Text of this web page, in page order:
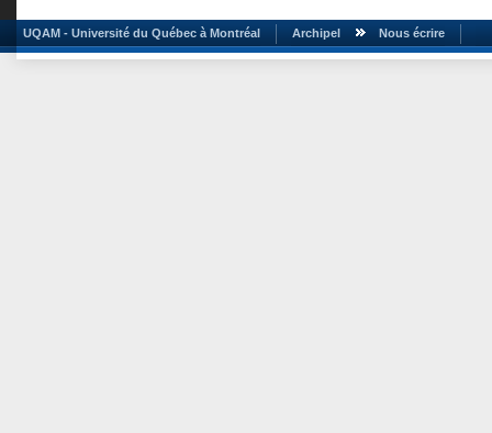
UQAM - Université du Québec à Montréal Archipel Nous écrire